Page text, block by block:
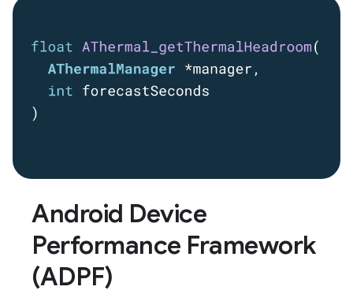
Android Device
Performance Framework
(ADPF)